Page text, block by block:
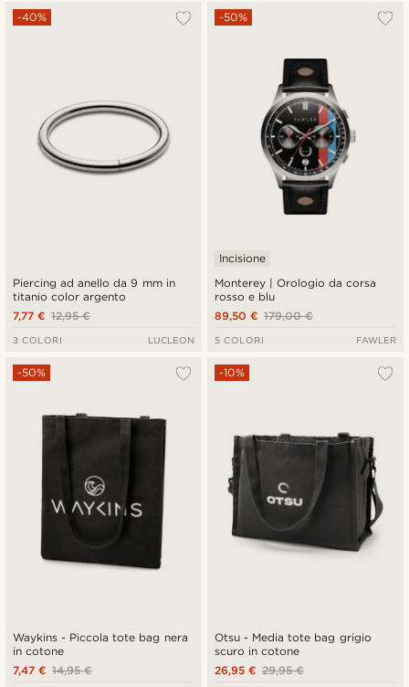
Piercing ad anello da 9 mm in
titanio color argento
-40%
12,95 €
7,77 €
3 COLORI LUCLEON
Monterey | Orologio da corsa
rosso e blu
-50%
Incisione
179,00 €
89,50 €
5 COLORI FAWLER
Waykins - Piccola tote bag nera
in cotone
-50%
14,95 €
7,47 €
Otsu - Media tote bag grigio
scuro in cotone
-10%
29,95 €
26,95 €